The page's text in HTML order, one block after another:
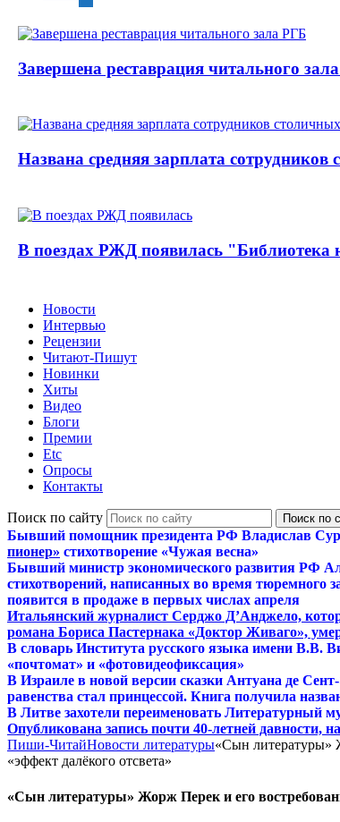
Завершена реставрация читального
Названа средняя зарплата сотрудников
В поездах РЖД появилась "Библиотека
Новости
Интервью
Рецензии
Читают-Пишут
Новинки
Хиты
Видео
Блоги
Премии
Etc
Опросы
Контакты
Поиск по сайту
Бывший помощник президента РФ Владислав
пионер» стихотворение «Чужая весна»
Бывший министр экономического развития РФ
стихотворений, написанных во время тюремного
появится в продаже в первых числах апреля
Итальянский журналист Серджо Д’Анджело,
романа Бориса Пастернака «Доктор Живаго», умер
В словарь Института русского языка имени В.В.
«почтомат» и «фотовидеофиксация»
В Израиле в новой версии сказки Антуана де
равенства стал принцессой. Книга получила
В Литве захотели переименовать Литературный
Опубликована запись почти 40-летней давности,
Пиши-ЧитайНовости литературы«Сын литературы»
«эффект далёкого отсвета»
«Сын литературы» Жорж Перек и его